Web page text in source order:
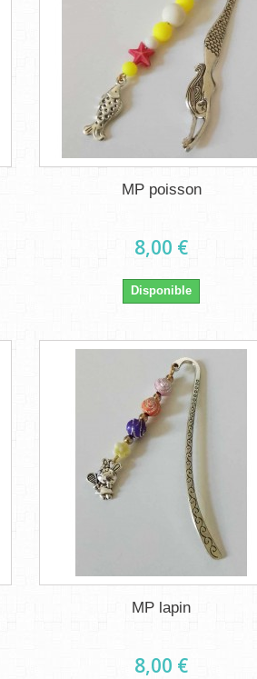
MP poisson
8,00 €
Disponible
MP lapin
8,00 €